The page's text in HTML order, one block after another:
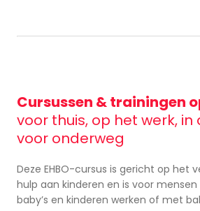
Cursussen & trainingen
voor thuis, op het werk, in
voor onderweg
Deze EHBO-cursus is gericht op het
hulp aan kinderen en is voor
baby’s en kinderen werken of met